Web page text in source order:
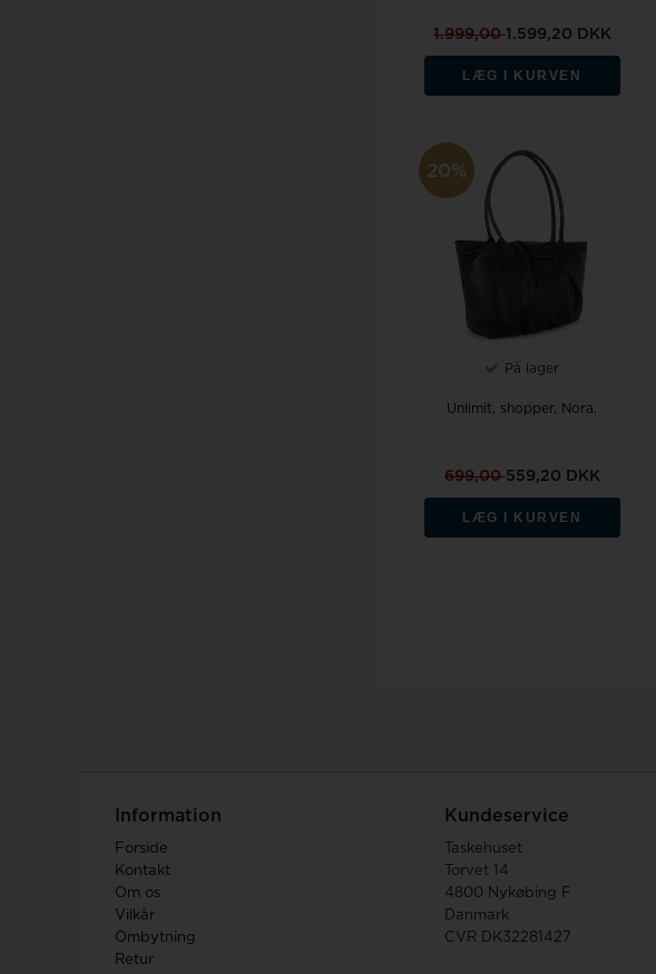
1.999,001.599,20 DKK
LÆG I KURVEN
20%
På lager
Unlimit, shopper, Nora.
699,00559,20 DKK
LÆG I KURVEN
Information
Forside
Kontakt
Om os
Vilkår
Ombytning
Retur
Kundeservice
Taskehuset
Torvet 14
4800 Nykøbing F
Danmark
CVR DK32281427